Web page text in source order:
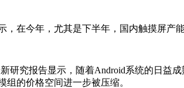
，在今年，尤其是下半年，国内触摸屏产
新研究报告显示，随着Android系统的日
组的价格空间进一步被压缩。